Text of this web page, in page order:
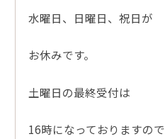
水曜日、日曜日、祝日が
お休みです。
土曜日の最終受付は
16時になっておりますので